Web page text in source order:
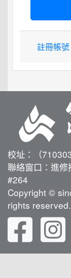
註冊帳號
校址：（
聯絡窗口：進
#264
Copyright ©
rights reserved.